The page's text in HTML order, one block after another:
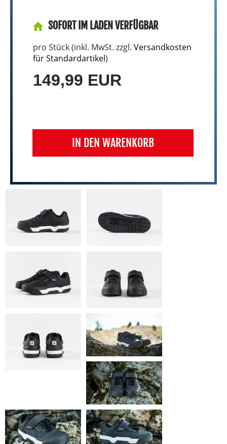
SOFORT IM LADEN VERFÜGBAR
pro Stück (inkl. MwSt. zzgl. Versandkosten
für Standardartikel)
149,99 EUR
IN DEN WARENKORB